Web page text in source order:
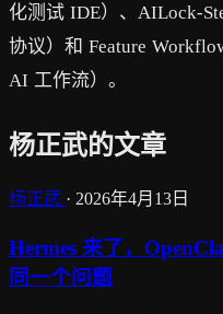
化测试 IDE）、AILock-
协议）和 Feature
AI 工作流）。
杨正武的文章
杨正武 · 2026年4月13日
Hermes 来了，
同一个问题